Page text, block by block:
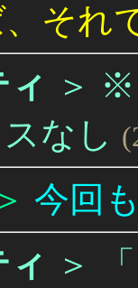
、それ
ィ ＞ ※
なし
＞ 今回
ィ ＞